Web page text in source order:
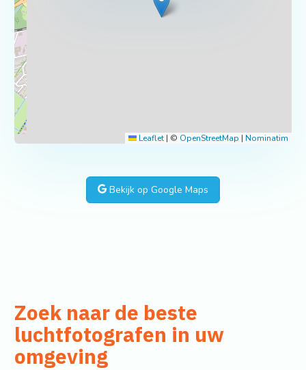
Leaflet | © OpenStreetMap | Nominatim
Bekijk op Google Maps
Zoek naar de beste
luchtfotografen in uw
omgeving